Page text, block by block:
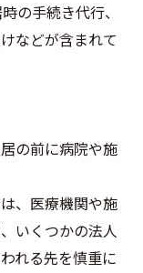
の手続き代行、
などが含まれて
の前に病院や施
、医療機関や施
いくつかの法人
れる先を慎重に